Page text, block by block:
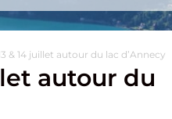
& 14 juillet autour du lac d’Annecy
autour du